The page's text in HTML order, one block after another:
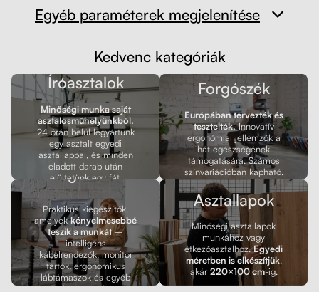
Egyéb paraméterek megjelenítése
Kedvenc kategóriák
Íróasztalok
Minőségi munka saját
asztalosműhelyünkből.
24 órán belül legyártunk
egy asztalt egyedi
asztallappal, és minden
eladott darab után
elültetünk egy fát.
Forgószék
Európában tervezték és
tesztelték.Innovatív
ergonómiai jellemzők a
hát egészségének
támogatására. Számos
színvariációban kapható.
Kiegészítők
Praktikus kiegészítők,
amelyekkényelmesebbé
teszik a munkát–
intelligens
kábelrendezők, monitor
tartók, ergonomikus
lábtámaszok és egyéb
kiegészítők.
Asztallapok
Minőségi asztallapok
munkához vagy
étkezőasztalhoz.Egyedi
méretben is elkészítjük,
akár 220×100 cm-ig.